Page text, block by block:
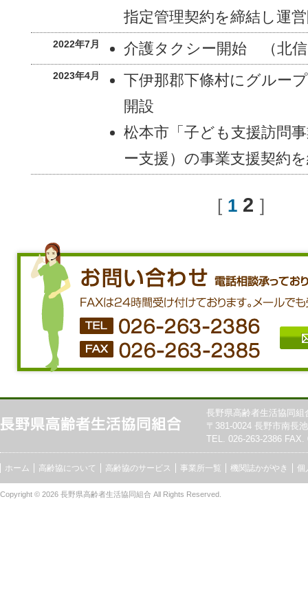
指定管理契約を締結し運
2022年7月 介護タクシー開始 （北信
2023年4月
下伊那郡下條村にグルー
開設
松本市「子ども支援訪問
ー支援）の事業支援契約
1 2
長野県高齢者生活協同組
〒381-0024 長野市南長
TEL. 026-263-2386 FAX.
ホーム 高齢協について 高齢協のサービス 事業所一覧 機関誌かがやき 個
Copyright © 2026 長野県高齢者生活協同組合 All Rights Reserved.